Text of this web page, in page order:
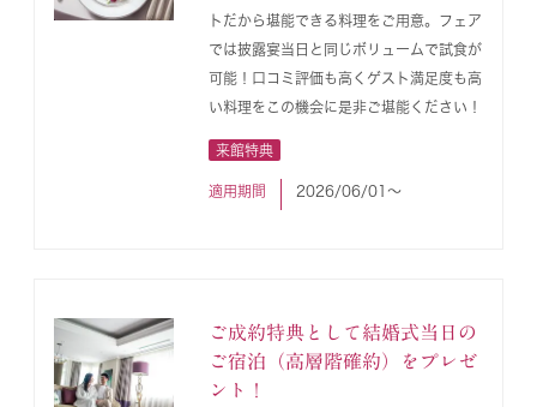
トだから堪能できる料理をご用意。フェア
では披露宴当日と同じボリュームで試食が
可能！口コミ評価も高くゲスト満足度も高
い料理をこの機会に是非ご堪能ください！
来館特典
適用期間 2026/06/01〜
ご成約特典として結婚式当日の
ご宿泊（高層階確約）をプレゼ
ント！